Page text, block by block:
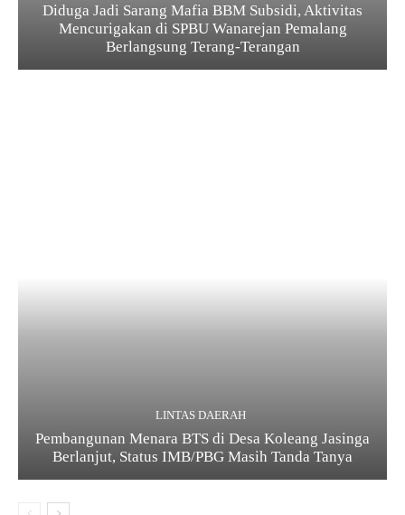
Diduga Jadi Sarang Mafia BBM Subsidi, Aktivitas
Mencurigakan di SPBU Wanarejan Pemalang
Berlangsung Terang-Terangan
LINTAS DAERAH
Pembangunan Menara BTS di Desa Koleang Jasinga
Berlanjut, Status IMB/PBG Masih Tanda Tanya